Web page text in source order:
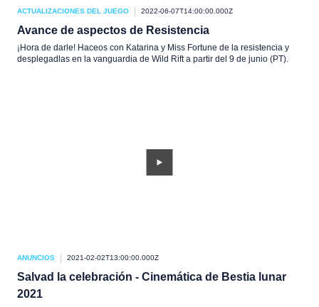
ACTUALIZACIONES DEL JUEGO 2022-06-07T14:00:00.000Z
Avance de aspectos de Resistencia
¡Hora de darle! Haceos con Katarina y Miss Fortune de la resistencia y
desplegadlas en la vanguardia de Wild Rift a partir del 9 de junio (PT).
ANUNCIOS 2021-02-02T13:00:00.000Z
Salvad la celebración - Cinemática de Bestia lunar
2021